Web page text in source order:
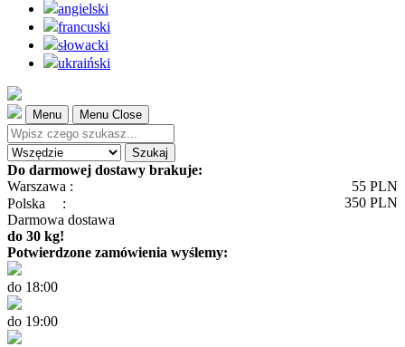
angielski
francuski
słowacki
ukraiński
Menu Menu Close
Szukaj
Do darmowej dostawy brakuje:
Warszawa :
55 PLN
Polska
: 350 PLN
Darmowa dostawa
do 30 kg!
Potwierdzone zamówienia wyślemy:
do 18:00
do 19:00